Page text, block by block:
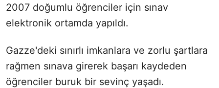
2007 doğumlu öğrenciler için sınav
elektronik ortamda yapıldı.
Gazze'deki sınırlı imkanlara ve zorlu şartlara
rağmen sınava girerek başarı kaydeden
öğrenciler buruk bir sevinç yaşadı.